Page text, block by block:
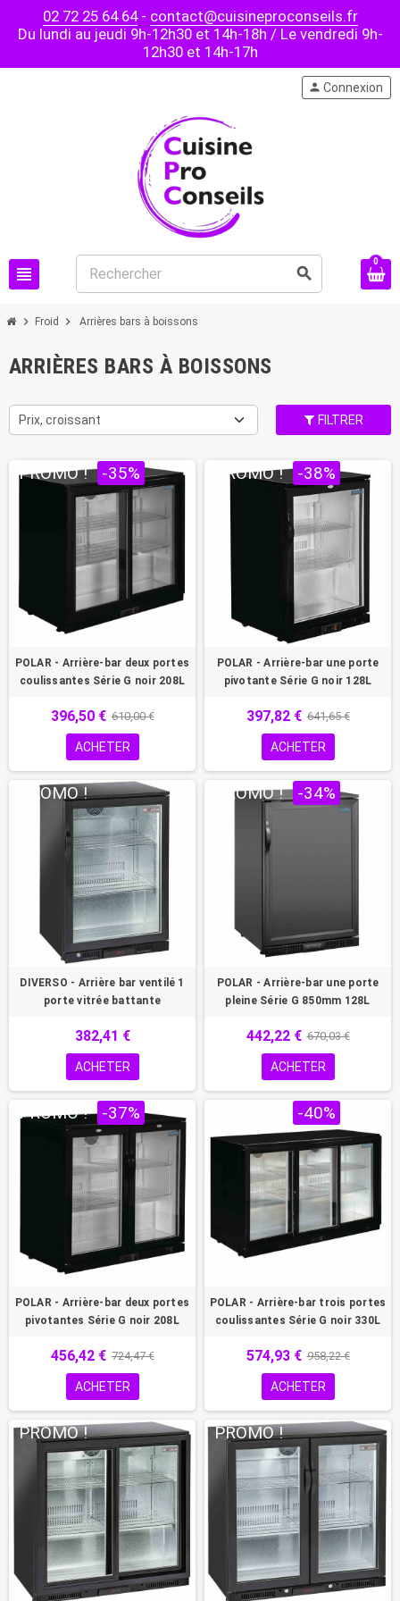
02 72 25 64 64- contact@cuisineproconseils.fr
Du lundi au jeudi 9h-12h30 et 14h-18h / Le vendredi 9h-
12h30 et 14h-17h
view_headline search
person Connexion
0
chevron_right Froid chevron_right Arrières bars à boissons
ARRIÈRES BARS À BOISSONS
Prix, croissant FILTRER
PROMO ! -35%
POLAR - Arrière-bar deux portes
coulissantes Série G noir 208L
396,50 € 610,00 €
ACHETER
PROMO ! -38%
POLAR - Arrière-bar une porte
pivotante Série G noir 128L
397,82 € 641,65 €
ACHETER
PROMO !
DIVERSO - Arrière bar ventilé 1
porte vitrée battante
382,41 €
ACHETER
PROMO ! -34%
POLAR - Arrière-bar une porte
pleine Série G 850mm 128L
442,22 € 670,03 €
ACHETER
PROMO ! -37%
POLAR - Arrière-bar deux portes
pivotantes Série G noir 208L
456,42 € 724,47 €
ACHETER
-40%
POLAR - Arrière-bar trois portes
coulissantes Série G noir 330L
574,93 € 958,22 €
ACHETER
PROMO ! PROMO !